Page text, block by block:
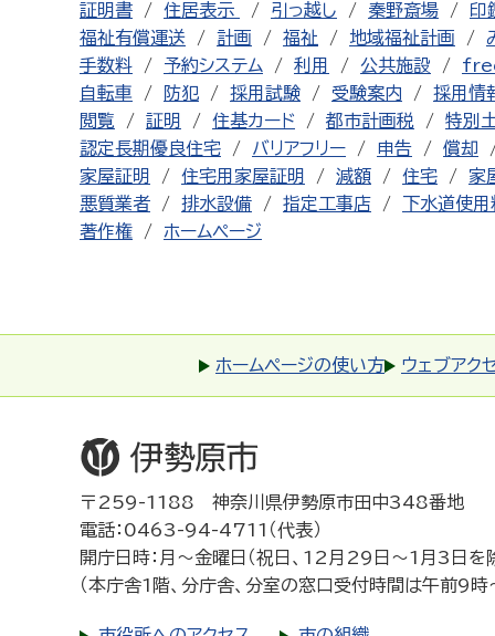
証明書
住居表示 引っ越し 秦野斎場
印
福祉有償運送
計画 福祉 地域福祉計画
手数料
予約システム 利用 公共施設
自転車
防犯 採用試験 受験案内
採用情
閲覧
証明 住基カード 都市計画税
特別
認定長期優良住宅
バリアフリー 申告
償却
家屋証明
住宅用家屋証明 減額 住宅
家
悪質業者
排水設備 指定工事店
下水道使用
著作権
ホームページ
ホームページの使い方 ウェブアク
〒259-1188 神奈川県伊勢原市田中348番地
電話：0463-94-4711（代表）
開庁日時：月～金曜日（祝日、12月29日～1月3日
（本庁舎1階、分庁舎、分室の窓口受付時間は午前9